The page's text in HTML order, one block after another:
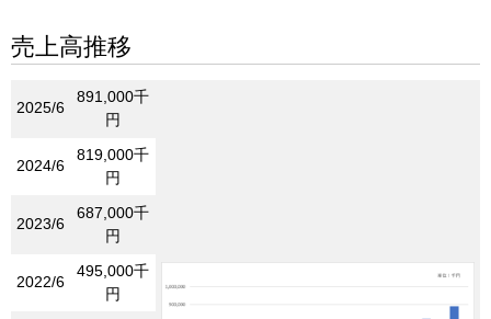
売上高推移
2025/6
891,000千
円
2024/6
819,000千
円
2023/6
687,000千
円
2022/6
495,000千
円